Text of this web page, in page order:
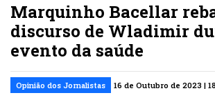
Marquinho Bacellar
discurso de Wladimir
evento da saúde
Opinião dos Jornalistas 16 de Outubro de 2023 |